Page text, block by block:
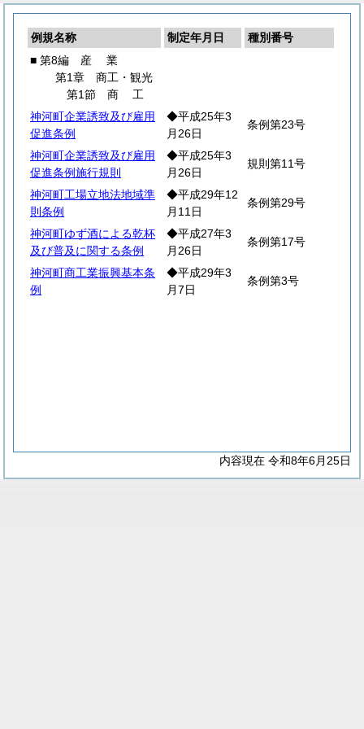
例規名称 制定年月日
種別番号
■ 第8編 産 業
第1章 商工・観光
第1節 商 工
神河町企業誘致及び雇用
促進条例
◆平成25年3
月26日
条例第23号
神河町企業誘致及び雇用
促進条例施行規則
◆平成25年3
月26日
規則第11号
神河町工場立地法地域準
則条例
◆平成29年12
月11日
条例第29号
神河町ゆず酒による乾杯
及び普及に関する条例
◆平成27年3
月26日
条例第17号
神河町商工業振興基本条
例
◆平成29年3
月7日
条例第3号
内容現在 令和8年6月25日